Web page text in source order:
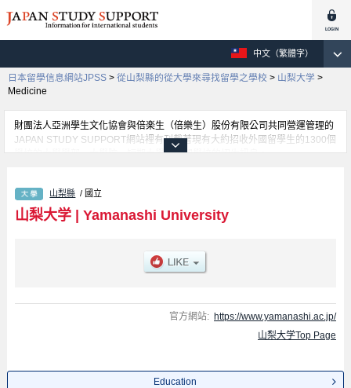
中文（繁體字）
日本留學信息網站JPSS > 從山梨縣的從大學來尋找留學之學校 > 山梨大学 >
Medicine
財團法人亞洲學生文化協會與倍楽生（倍樂生）股份有限公司共同營運管理的
JAPAN STUDY SUPPORT網站裡有刊載著現有大約招收外國留學生的1300個
學校的大學學部、大學院、短期大學、專門學校的招生訊息。
訊息，以及招收名額、合格人數等考試資訊、設施介紹、聯絡方式等對外國留
學生是必要之訊息都刊載於此，請務必查閱及利用此網站。
山梨縣 / 國立
山梨大学| Yamanashi University
官方網站: https://www.yamanashi.ac.jp/
山梨大学Top Page
Education